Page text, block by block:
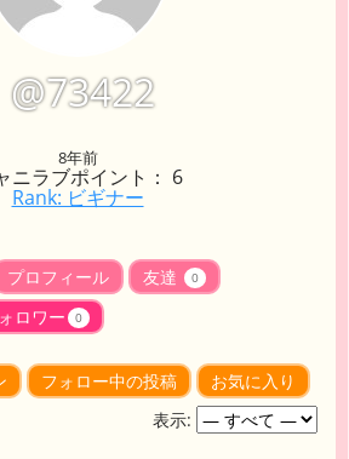
@73422
8年前
ニラブポイント： 6
Rank: ビギナー
プロフィール 友達 0
ロワー 0
フォロー中の投稿
お気に入り
表示: